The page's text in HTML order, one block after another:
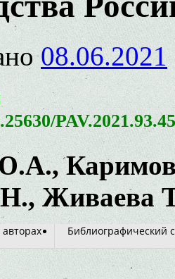
08.06.2021
Живаева
Библиографический